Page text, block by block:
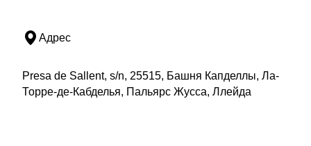
Адрес
Presa de Sallent, s/n, 25515, Башня Капделлы, Ла-
Торре-де-Кабделья, Пальярс Жусса, Ллейда